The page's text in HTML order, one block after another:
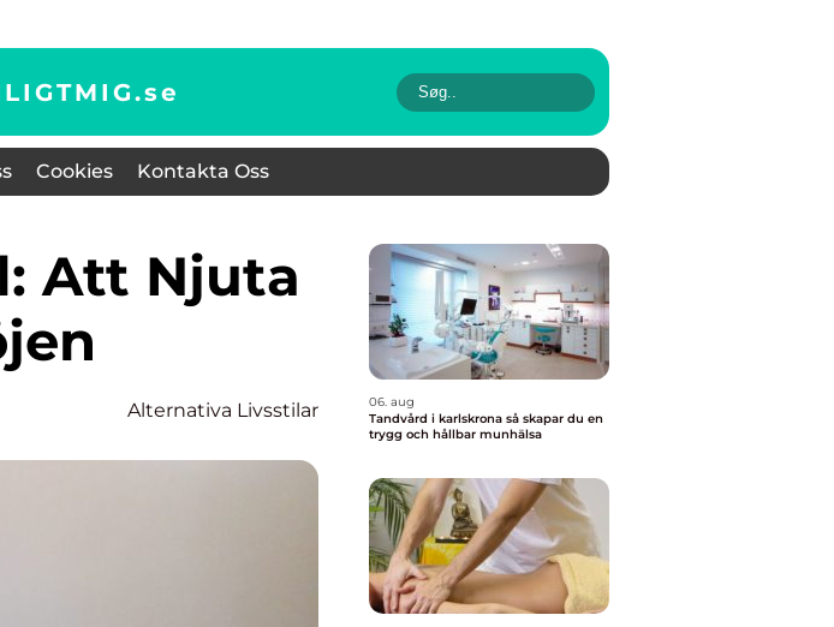
se
Cookies Kontakta Oss
Alternativa Livsstilar
06. aug
Tandvård i karlskrona så skapar du en
trygg och hållbar munhälsa